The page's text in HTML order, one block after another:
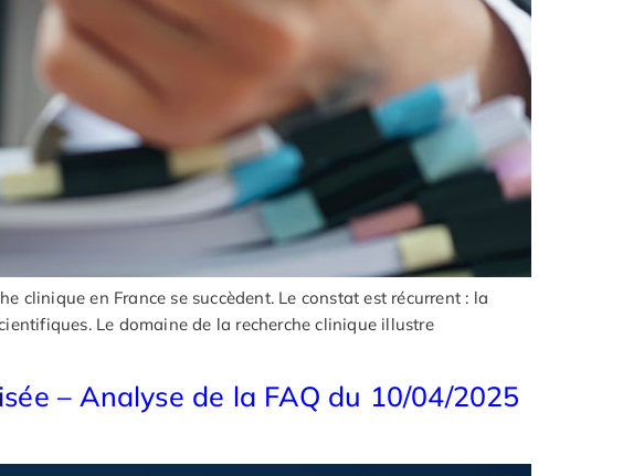
clinique en France se succèdent. Le constat est récurrent : la
Le domaine de la recherche clinique illustre
– Analyse de la FAQ du 10/04/2025